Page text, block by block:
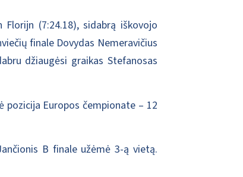
(7:24.18), sidabrą iškovojo
finale Dovydas Nemeravičius
džiaugėsi graikas Stefanosas
pozicija Europos čempionate – 12
B finale užėmė 3-ą vietą.